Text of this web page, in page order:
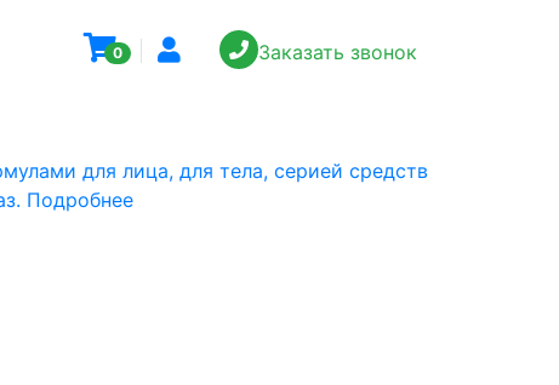
0 Заказать звонок
для лица, для тела, серией средств
Подробнее